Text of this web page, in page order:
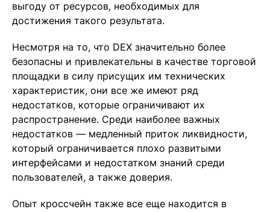
выгоду от ресурсов, необходимых для
достижения такого результата.
Несмотря на то, что DEX значительно более
безопасны и привлекательны в качестве торговой
площадки в силу присущих им технических
характеристик, они все же имеют ряд
недостатков, которые ограничивают их
распространение. Среди наиболее важных
недостатков — медленный приток ликвидности,
который ограничивается плохо развитыми
интерфейсами и недостатком знаний среди
пользователей, а также доверия.
Опыт кроссчейн также все еще находится в